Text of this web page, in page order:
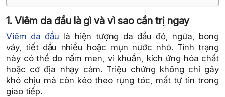
1. Viêm da đầu là gì và vì sao cần trị ngay
Viêm da đầu là hiện tượng da đầu đỏ, ngứa, bong
vảy, tiết dầu nhiều hoặc mụn nước nhỏ. Tình trạng
này có thể do nấm men, vi khuẩn, kích ứng hóa chất
hoặc cơ địa nhạy cảm. Triệu chứng không chỉ gây
khó chịu mà còn kéo theo rụng tóc, mất tự tin trong
giao tiếp.